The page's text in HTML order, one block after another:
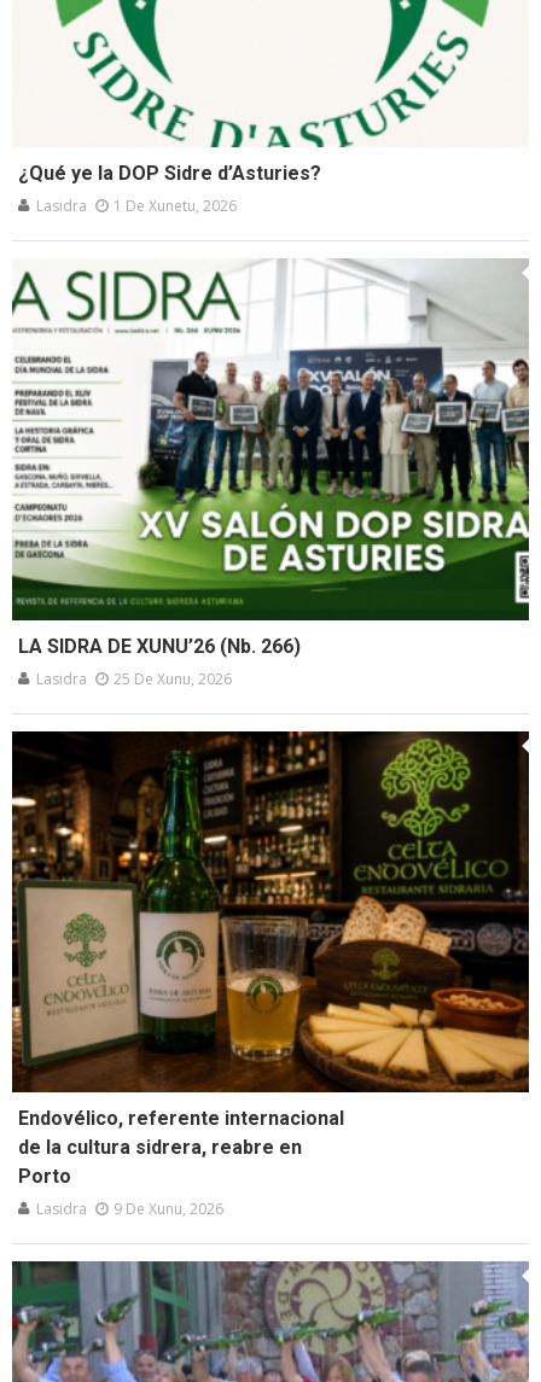
¿Qué ye la DOP Sidre d’Asturies?
Lasidra 1 De Xunetu, 2026
LA SIDRA DE XUNU’26 (Nb. 266)
Lasidra 25 De Xunu, 2026
Endovélico, referente internacional
de la cultura sidrera, reabre en
Porto
Lasidra 9 De Xunu, 2026